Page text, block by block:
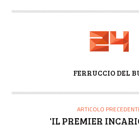
T
FERRUCCIO DEL
ARTICOLO
'IL PREMIER